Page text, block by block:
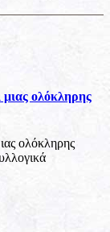
μιας ολόκληρης
ολόκληρης